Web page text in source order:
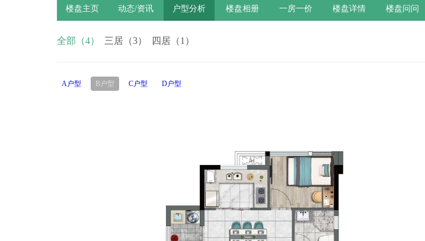
楼盘主页 动态/资讯 户型分析 楼盘相册 一房一价 楼盘详情 楼盘问问
全部（4） 三居（3） 四居（1）
A户型 B户型 C户型 D户型